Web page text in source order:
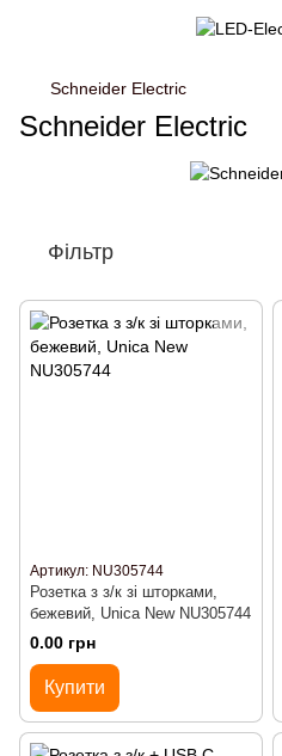
Schneider Electric
Schneider Electric
Фільтр
Артикул: NU305744
Розетка з з/к зі шторками,
бежевий, Unica New NU305744
0.00 грн
Купити